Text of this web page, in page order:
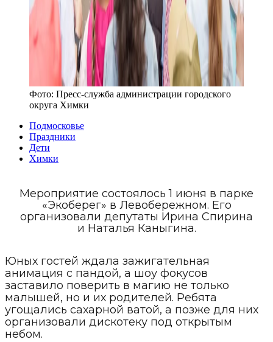
Фото: Пресс-служба администрации городского
округа Химки
Подмосковье
Праздники
Дети
Химки
Мероприятие состоялось 1 июня в парке
«Экоберег» в Левобережном. Его
организовали депутаты Ирина Спирина
и Наталья Каныгина.
Юных гостей ждала зажигательная
анимация с пандой, а шоу фокусов
заставило поверить в магию не только
малышей, но и их родителей. Ребята
угощались сахарной ватой, а позже для них
организовали дискотеку под открытым
небом.